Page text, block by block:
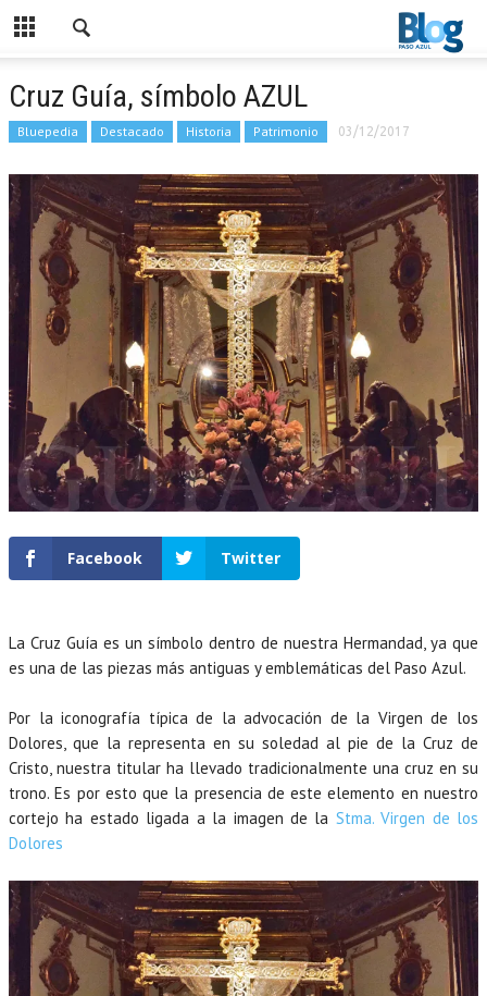
Cruz Guía, símbolo AZUL
Bluepedia Destacado Historia Patrimonio 03/12/2017
Facebook Twitter
La Cruz Guía es un símbolo dentro de nuestra Hermandad, ya que
es una de las piezas más antiguas y emblemáticas del Paso Azul.
Por la iconografía típica de la advocación de la Virgen de los
Dolores, que la representa en su soledad al pie de la Cruz de
Cristo, nuestra titular ha llevado tradicionalmente una cruz en su
trono. Es por esto que la presencia de este elemento en nuestro
cortejo ha estado ligada a la imagen de la Stma. Virgen de los
Dolores